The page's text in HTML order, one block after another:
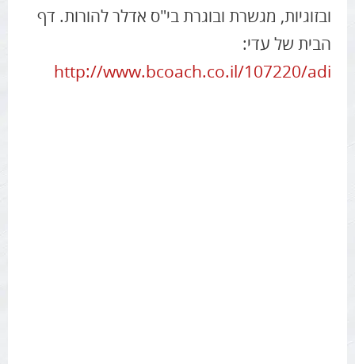
ובזוגיות, מגשרת ובוגרת בי"ס אדלר להורות. דף
הבית של עדי:
http://www.bcoach.co.il/107220/adi